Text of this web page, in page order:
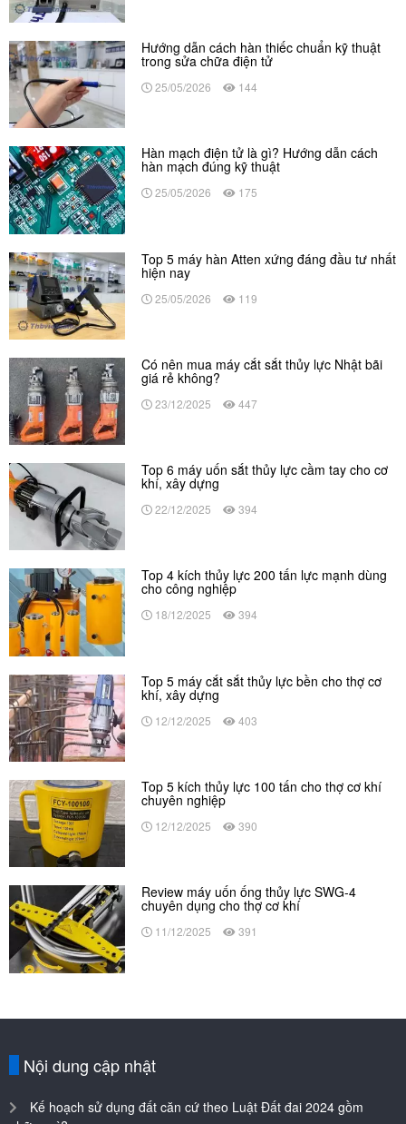
Hướng dẫn cách hàn thiếc chuẩn kỹ thuật
trong sửa chữa điện tử
25/05/2026 144
Hàn mạch điện tử là gì? Hướng dẫn cách
hàn mạch đúng kỹ thuật
25/05/2026 175
Top 5 máy hàn Atten xứng đáng đầu tư nhất
hiện nay
25/05/2026 119
Có nên mua máy cắt sắt thủy lực Nhật bãi
giá rẻ không?
23/12/2025 447
Top 6 máy uốn sắt thủy lực cầm tay cho cơ
khí, xây dựng
22/12/2025 394
Top 4 kích thủy lực 200 tấn lực mạnh dùng
cho công nghiệp
18/12/2025 394
Top 5 máy cắt sắt thủy lực bền cho thợ cơ
khí, xây dựng
12/12/2025 403
Top 5 kích thủy lực 100 tấn cho thợ cơ khí
chuyên nghiệp
12/12/2025 390
Review máy uốn ống thủy lực SWG-4
chuyên dụng cho thợ cơ khí
11/12/2025 391
Nội dung cập nhật
Kế hoạch sử dụng đất căn cứ theo Luật Đất đai 2024 gồm